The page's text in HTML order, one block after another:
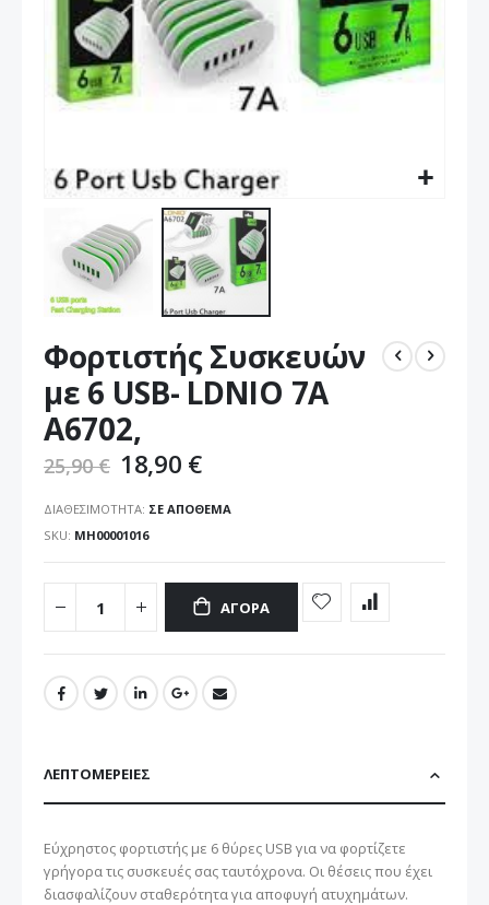
στην
αρχή
της
συλλογής
εικόνων
Φορτιστής Συσκευών
με 6 USB- LDNIO 7A
A6702,
25,90 € 18,90 €
ΔΙΑΘΕΣΙΜΌΤΗΤΑ: ΣΕ ΑΠΌΘΕΜΑ
SKU ΜΗ00001016
ΑΓΟΡΆ
ΛΕΠΤΟΜΈΡΕΙΕΣ
Εύχρηστος φορτιστής με 6 θύρες USB για να φορτίζετε
γρήγορα τις συσκευές σας ταυτόχρονα. Οι θέσεις που έχει
διασφαλίζουν σταθερότητα για αποφυγή ατυχημάτων.